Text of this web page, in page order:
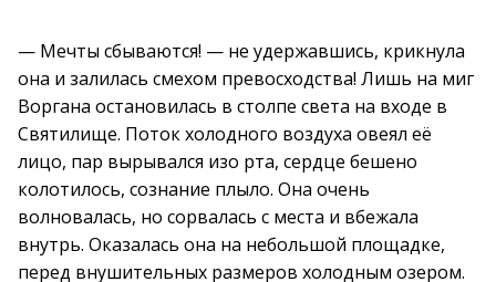
— Мечты сбываются! — не удержавшись, крикнула
она и залилась смехом превосходства! Лишь на миг
Воргана остановилась в столпе света на входе в
Святилище. Поток холодного воздуха овеял её
лицо, пар вырывался изо рта, сердце бешено
колотилось, сознание плыло. Она очень
волновалась, но сорвалась с места и вбежала
внутрь. Оказалась она на небольшой площадке,
перед внушительных размеров холодным озером.